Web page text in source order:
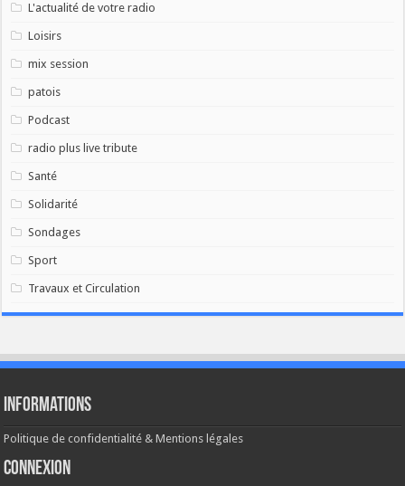
L'actualité de votre radio
Loisirs
mix session
patois
Podcast
radio plus live tribute
Santé
Solidarité
Sondages
Sport
Travaux et Circulation
Informations
Politique de confidentialité & Mentions légales
Connexion